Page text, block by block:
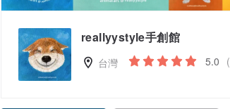
reallyystyle手創館
台灣 5.0